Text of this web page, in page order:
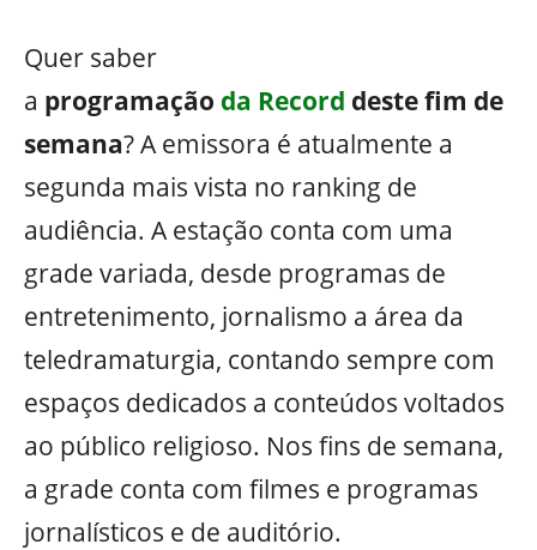
Quer saber
a programação da Record deste fim de
semana? A emissora é atualmente a
segunda mais vista no ranking de
audiência. A estação conta com uma
grade variada, desde programas de
entretenimento, jornalismo a área da
teledramaturgia, contando sempre com
espaços dedicados a conteúdos voltados
ao público religioso. Nos fins de semana,
a grade conta com filmes e programas
jornalísticos e de auditório.